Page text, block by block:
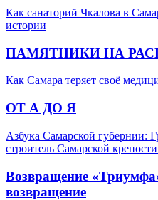
Как санаторий Чкалова в
истории
ПАМЯТНИКИ НА
Как Самара теряет своё
ОТ А ДО Я
Азбука Самарской губернии:
строитель Самарской
Возвращение
возвращение